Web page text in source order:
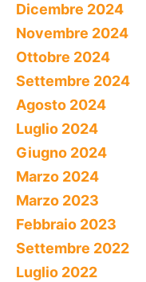
Dicembre 2024
Novembre 2024
Ottobre 2024
Settembre 2024
Agosto 2024
Luglio 2024
Giugno 2024
Marzo 2024
Marzo 2023
Febbraio 2023
Settembre 2022
Luglio 2022